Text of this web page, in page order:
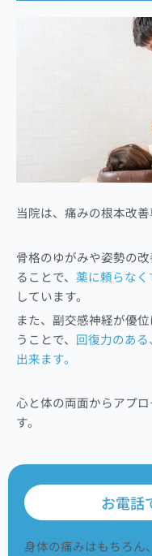
当院は、痛みの根本改善
骨格のゆがみや姿勢の
ることで、 薬に頼らな
しています。
また、副交感神経が優
うことで、 回復力のあ
出来ます。
心と体の両面からアプ
す。
お電話
身体の痛みはもちろん